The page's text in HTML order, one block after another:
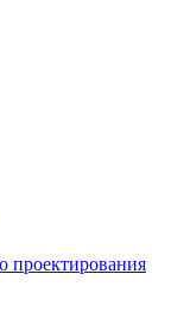
проектирования